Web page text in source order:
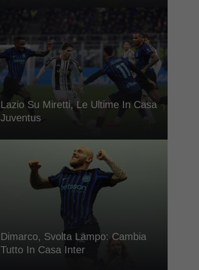
Lazio Su Miretti, Le Ultime In Casa
Juventus
Dimarco, Svolta Lampo: Cambia
Tutto In Casa Inter